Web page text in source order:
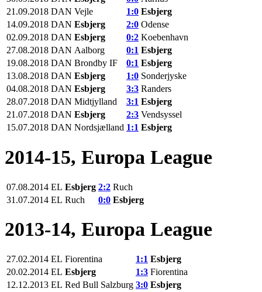
21.09.2018 DAN Vejle 1:0 Esbjerg
14.09.2018 DAN Esbjerg 2:0 Odense
02.09.2018 DAN Esbjerg 0:2 Koebenhavn
27.08.2018 DAN Aalborg 0:1 Esbjerg
19.08.2018 DAN Brondby IF 0:1 Esbjerg
13.08.2018 DAN Esbjerg 1:0 Sonderjyske
04.08.2018 DAN Esbjerg 3:3 Randers
28.07.2018 DAN Midtjylland 3:1 Esbjerg
21.07.2018 DAN Esbjerg 2:3 Vendsyssel
15.07.2018 DAN Nordsjælland 1:1 Esbjerg
2014-15, Europa League
07.08.2014 EL Esbjerg 2:2 Ruch
31.07.2014 EL Ruch 0:0 Esbjerg
2013-14, Europa League
27.02.2014 EL Fiorentina 1:1 Esbjerg
20.02.2014 EL Esbjerg 1:3 Fiorentina
12.12.2013 EL Red Bull Salzburg 3:0 Esbjerg